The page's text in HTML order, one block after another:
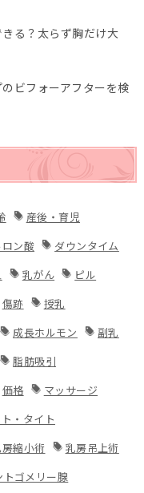
る？太らず胸だけ大
のビフォーアフターを検
産後・育児
ン酸
ダウンタイム
乳がん
ピル
傷跡
授乳
成長ホルモン
副乳
脂肪吸引
価格
マッサージ
・タイト
縮小術
乳房吊上術
トゴメリー腺